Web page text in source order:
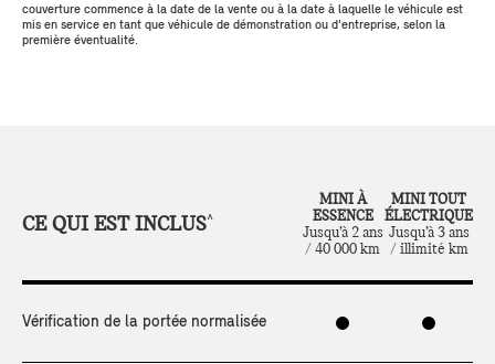
couverture commence à la date de la vente ou à la date à laquelle le véhicule est
mis en service en tant que véhicule de démonstration ou d'entreprise, selon la
première éventualité.
CE QUI EST INCLUS^
MINI À
ESSENCE
Jusqu’à 2 ans
/ 40 000 km
MINI TOUT
ÉLECTRIQUE
Jusqu’à 3 ans
/ illimité km
Vérification de la portée normalisée